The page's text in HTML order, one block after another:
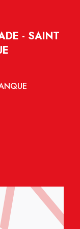
- SAINT